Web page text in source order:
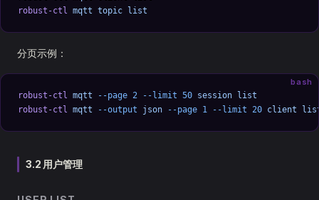
robust-ctl mqtt topic list
分页示例：
bash
robust-ctl mqtt --page 2 --limit 50 session list
robust-ctl mqtt --output json --page 1 --limit 20 client
3.2 用户管理